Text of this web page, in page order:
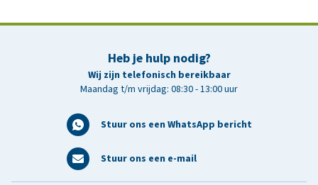
Heb je hulp nodig?
Wij zijn telefonisch bereikbaar
Maandag t/m vrijdag: 08:30 - 13:00 uur
Stuur ons een WhatsApp bericht
Stuur ons een e-mail